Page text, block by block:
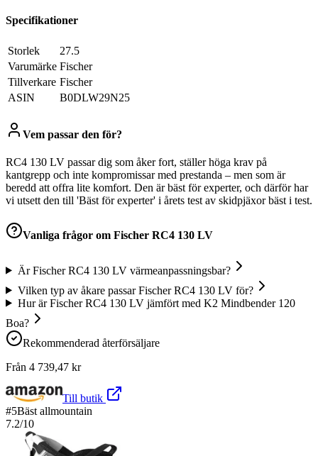
Specifikationer
Storlek
‎27.5
Varumärke ‎Fischer
Tillverkare ‎Fischer
ASIN
‎B0DLW29N25
Vem passar den för?
RC4 130 LV passar dig som åker fort, ställer höga krav på
kantgrepp och inte kompromissar med prestanda – men som är
beredd att offra lite komfort. Den är bäst för experter, och därför har
vi utsett den till 'Bäst för experter' i årets test av skidpjäxor bäst i test.
Vanliga frågor om Fischer RC4 130 LV
Är Fischer RC4 130 LV värmeanpassningsbar?
Vilken typ av åkare passar Fischer RC4 130 LV för?
Hur är Fischer RC4 130 LV jämfört med K2 Mindbender 120
Boa?
Rekommenderad återförsäljare
Från 4 739,47 kr
Till butik
#5Bäst allmountain
7.2/10